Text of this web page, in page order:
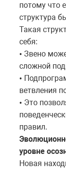
потому что
структура
Такая
себя:
• Звено
сложной
•
ветвления
• Это
правил.
уровне
Новая